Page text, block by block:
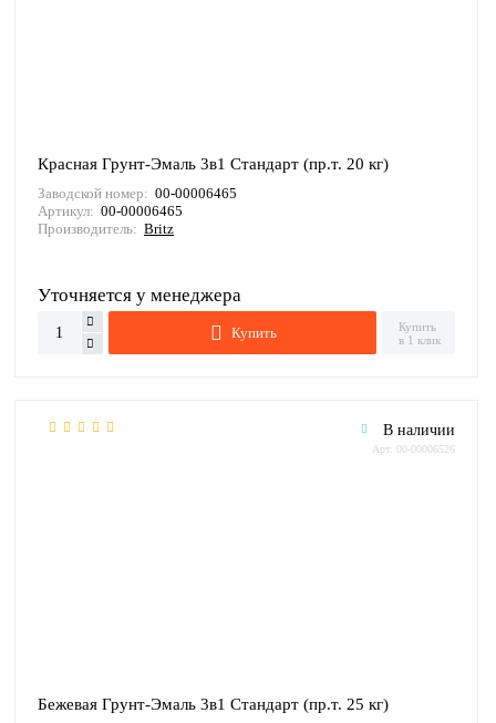
Красная Грунт-Эмаль 3в1 Стандарт (пр.т. 20 кг)
Заводской номер: 00-00006465
Артикул: 00-00006465
Производитель: Britz
Уточняется у менеджера
Купить
Купить
в 1 клик
В наличии
Арт: 00-00006526
Бежевая Грунт-Эмаль 3в1 Стандарт (пр.т. 25 кг)